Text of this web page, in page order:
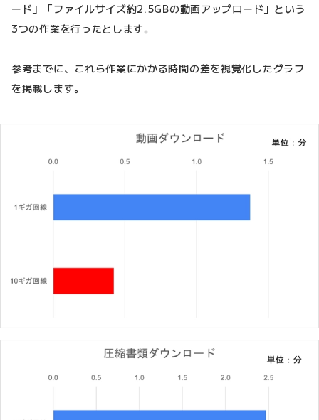
ード」「ファイルサイズ約2.5GBの動画アップロード」という
3つの作業を行ったとします。
参考までに、これら作業にかかる時間の差を視覚化したグラフ
を掲載します。